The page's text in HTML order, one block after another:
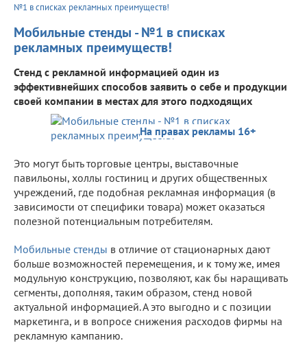
№1 в списках рекламных преимуществ!
Мобильные стенды - №1 в списках
рекламных преимуществ!
Стенд с рекламной информацией один из
эффективнейших способов заявить о себе и продукции
своей компании в местах для этого подходящих
На правах рекламы 16+
Это могут быть торговые центры, выставочные
павильоны, холлы гостиниц и других общественных
учреждений, где подобная рекламная информация (в
зависимости от специфики товара) может оказаться
полезной потенциальным потребителям.
Мобильные стенды в отличие от стационарных дают
больше возможностей перемещения, и к тому же, имея
модульную конструкцию, позволяют, как бы наращивать
сегменты, дополняя, таким образом, стенд новой
актуальной информацией. А это выгодно и с позиции
маркетинга, и в вопросе снижения расходов фирмы на
рекламную кампанию.